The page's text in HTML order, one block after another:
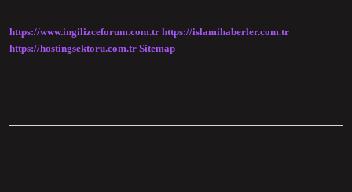
https://www.ingilizceforum.com.tr https://islamihaberler.com.tr
https://hostingsektoru.com.tr Sitemap